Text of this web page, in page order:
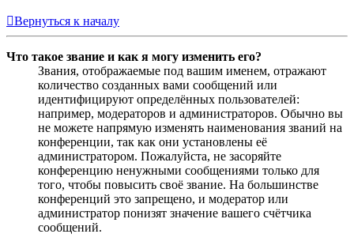
Вернуться к началу
Что такое звание и как я могу изменить его?
Звания, отображаемые под вашим именем, отражают
количество созданных вами сообщений или
идентифицируют определённых пользователей:
например, модераторов и администраторов. Обычно вы
не можете напрямую изменять наименования званий на
конференции, так как они установлены её
администратором. Пожалуйста, не засоряйте
конференцию ненужными сообщениями только для
того, чтобы повысить своё звание. На большинстве
конференций это запрещено, и модератор или
администратор понизят значение вашего счётчика
сообщений.